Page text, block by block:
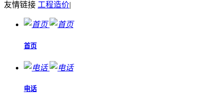
友情链接 工程造价|
首页
电话